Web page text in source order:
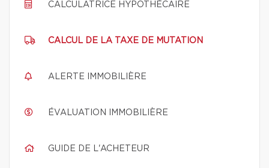
CALCULATRICE HYPOTHÉCAIRE
CALCUL DE LA TAXE DE MUTATION
ALERTE IMMOBILIÈRE
ÉVALUATION IMMOBILIÈRE
GUIDE DE L'ACHETEUR